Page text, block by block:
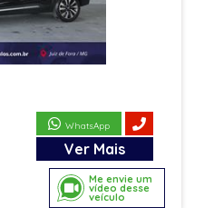
Me envie um
vídeo desse
veículo
WhatsApp
Ver Mais